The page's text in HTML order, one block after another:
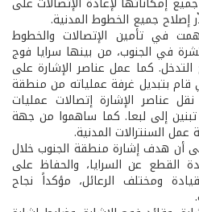
جميع الخطوط المدنية.
في تأمين الإتصالات والخطوط
في الجنوب، من بينها سرايا فوج
التدخل. كما عمل عناصر الإشارة على
بتبديل غرفة عملياته من منطقة
عناصر الإشارة إتصالات عمليات
تبنين إلى لبعا. كما ساهموا من جهة
السنترالات المدنية.
أن هدف إشارة منطقة الجنوب خلال
القطع عن السرايا، والحفاظ على
ومختلف الرعائل، مؤكداً نجاح